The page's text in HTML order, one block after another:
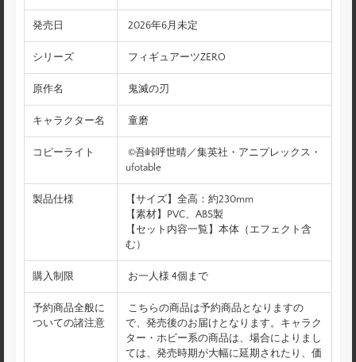
発売日 2026年6月未定
シリーズ フィギュアーツZERO
原作名 鬼滅の刃
キャラクター名 童磨
コピーライト
©吾峠呼世晴／集英社・アニプレックス・
ufotable
製品仕様
【サイズ】全高：約230mm
【素材】PVC、ABS製
【セット内容一覧】本体（エフェクト含
む）
購入制限 お一人様 4個まで
予約商品全般に
ついての諸注意
こちらの商品は予約商品となりますの
で、発売後のお届けとなります。キャラク
ター・ホビー系の商品は、場合によりまし
ては、発売時期が大幅に延期されたり、価